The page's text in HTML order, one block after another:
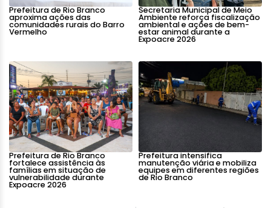
Prefeitura de Rio Branco
aproxima ações das
comunidades rurais do Barro
Vermelho
Secretaria Municipal de Meio
Ambiente reforça fiscalização
ambiental e ações de bem-
estar animal durante a
Expoacre 2026
Prefeitura de Rio Branco
fortalece assistência às
famílias em situação de
vulnerabilidade durante
Expoacre 2026
Prefeitura intensifica
manutenção viária e mobiliza
equipes em diferentes regiões
de Rio Branco